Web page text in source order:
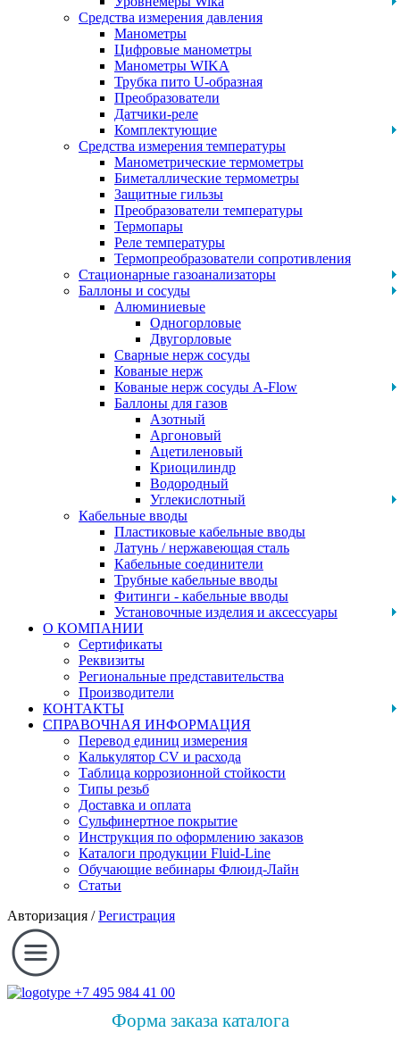
Средства измерения давления
Манометры
Цифровые манометры
Манометры WIKA
Трубка пито U-образная
Преобразователи
Датчики-реле
Комплектующие
Средства измерения температуры
Манометрические термометры
Биметаллические термометры
Защитные гильзы
Преобразователи температуры
Термопары
Реле температуры
Термопреобразователи сопротивления
Стационарные газоанализаторы
Баллоны и сосуды
Алюминиевые
Одногорловые
Двугорловые
Сварные нерж сосуды
Кованые нерж
Кованые нерж сосуды A-Flow
Баллоны для газов
Азотный
Аргоновый
Ацетиленовый
Криоцилиндр
Водородный
Углекислотный
Кабельные вводы
Пластиковые кабельные вводы
Латунь / нержавеющая сталь
Кабельные соединители
Трубные кабельные вводы
Фитинги - кабельные вводы
Установочные изделия и аксессуары
О КОМПАНИИ
Сертификаты
Реквизиты
Региональные представительства
Производители
КОНТАКТЫ
СПРАВОЧНАЯ ИНФОРМАЦИЯ
Перевод единиц измерения
Калькулятор CV и расхода
Таблица коррозионной стойкости
Типы резьб
Доставка и оплата
Сульфинертное покрытие
Инструкция по оформлению заказов
Каталоги продукции Fluid-Line
Обучающие вебинары Флюид-Лайн
Статьи
Авторизация /Регистрация
+7 495 984 41 00
Форма заказа каталога